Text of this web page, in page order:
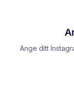
Ange ditt